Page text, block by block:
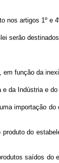
artigos 1º
serão
função da
da Indústria e
importação
do
saídos